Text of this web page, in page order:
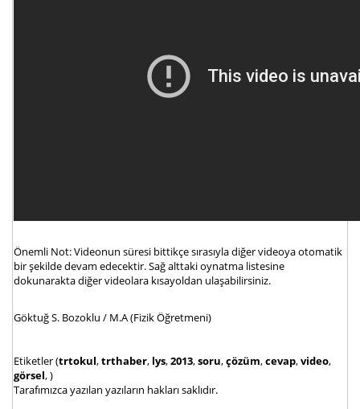
Önemli Not: Videonun süresi bittikçe sırasıyla diğer videoya otomatik
bir şekilde devam edecektir. Sağ alttaki oynatma listesine
dokunarakta diğer videolara kısayoldan ulaşabilirsiniz.
Göktuğ S. Bozoklu / M.A (Fizik Öğretmeni)
Etiketler (trtokul,trthaber, lys,2013,soru,çözüm,cevap,video,
görsel, )
Tarafımızca yazılan yazıların hakları saklıdır.